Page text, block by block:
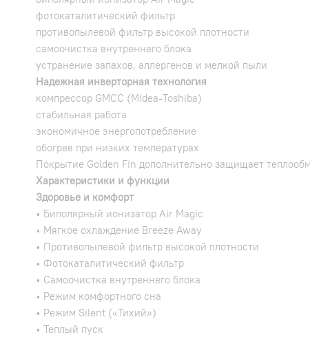
фотокаталитический фильтр
противопылевой фильтр высокой плотности
самоочистка внутреннего блока
устранение запахов, аллергенов и мелкой пыли
Надежная инверторная технология
компрессор GMCC (Midea-Toshiba)
стабильная работа
экономичное энергопотребление
обогрев при низких температурах
Покрытие Golden Fin дополнительно защищает
Характеристики и функции
Здоровье и комфорт
• Биполярный ионизатор Air Magic
• Мягкое охлаждение Breeze Away
• Противопылевой фильтр высокой плотности
• Фотокаталитический фильтр
• Самоочистка внутреннего блока
• Режим комфортного сна
• Режим Silent («Тихий»)
• Теплый пуск